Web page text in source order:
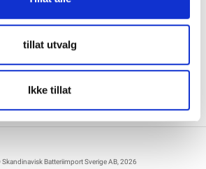
tillat utvalg
Ikke tillat
559460-1741
Batteriimport Sverige AB, 2026